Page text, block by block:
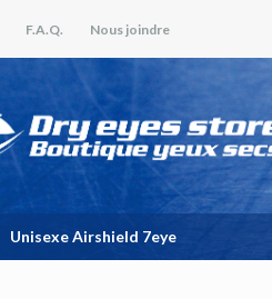
F.A.Q. Nous joindre
Unisexe Airshield 7eye